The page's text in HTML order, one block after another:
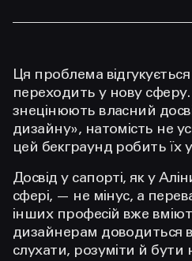
Ця проблема
переходить у нову сферу.
знецінюють власний
дизайну», натомість не
цей бекграунд робить їх
Досвід у сапорті, як у
сфері, — не мінус, а
інших професій вже
дизайнерам доводиться
слухати, розуміти й бути